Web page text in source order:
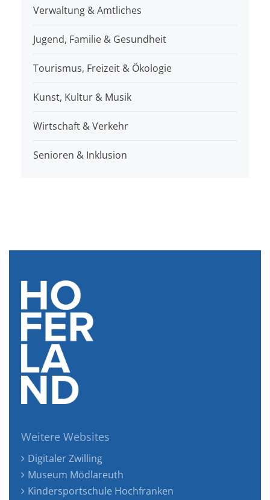
Verwaltung & Amtliches
Jugend, Familie & Gesundheit
Tourismus, Freizeit & Ökologie
Kunst, Kultur & Musik
Wirtschaft & Verkehr
Senioren & Inklusion
Weitere Websites
Digitaler Zwilling
Museum Mödlareuth
Kindersportschule Hochfranken